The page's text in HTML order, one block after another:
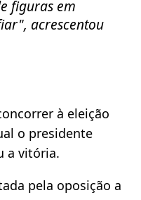
figuras em
, acrescentou
à eleição
o presidente
a vitória.
pela oposição a